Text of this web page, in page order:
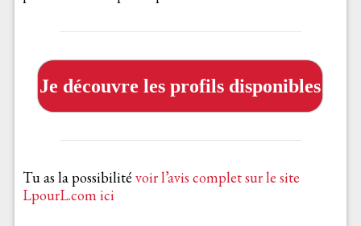
Je découvre les profils disponibles
Tu as la possibilité voir l’avis complet sur le site
LpourL.com ici